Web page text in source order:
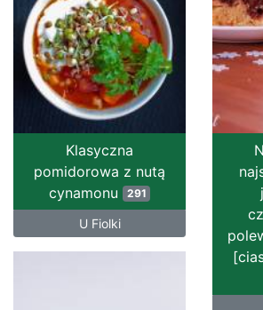
Klasyczna
pomidorowa z nutą
cynamonu
291
U Fiolki